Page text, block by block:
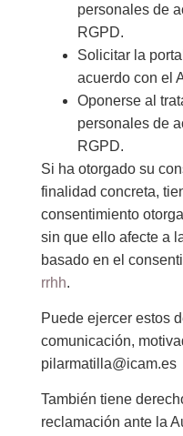
personales de
RGPD.
Solicitar la
acuerdo con el
Oponerse al
personales de
RGPD.
Si ha otorgado su
finalidad concreta,
consentimiento
sin que ello afecte a
basado en el
rrhh.
Puede ejercer estos
comunicación,
pilarmatilla@icam.es
También tiene
reclamación ante la